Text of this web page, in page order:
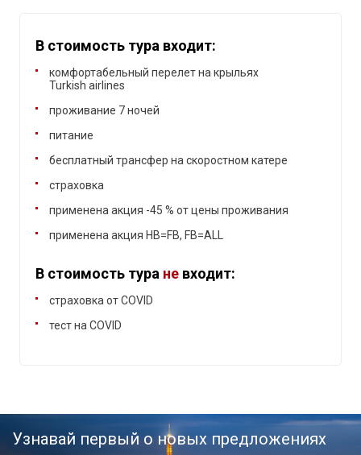
В стоимость тура входит:
комфортабельный перелет на крыльях
Turkish airlines
проживание 7 ночей
питание
бесплатный трансфер на скоростном катере
страховка
применена акция -45 % от цены проживания
применена акция HB=FB, FB=ALL
В стоимость тура не входит:
страховка от COVID
тест на COVID
Узнавай первый о новых предложениях